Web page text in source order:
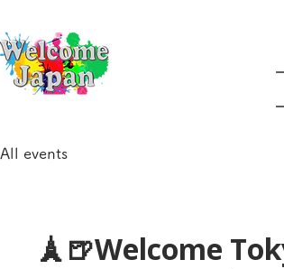
All events
🗼🍺Welcome